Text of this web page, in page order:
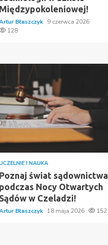
Międzypokoleniowej!
Błaszczyk 9 czerwca 2026
128
I NAUKA
Poznaj świat sądownictwa
podczas Nocy Otwartych
Sądów w Czeladzi!
Błaszczyk 18 maja 2026 152